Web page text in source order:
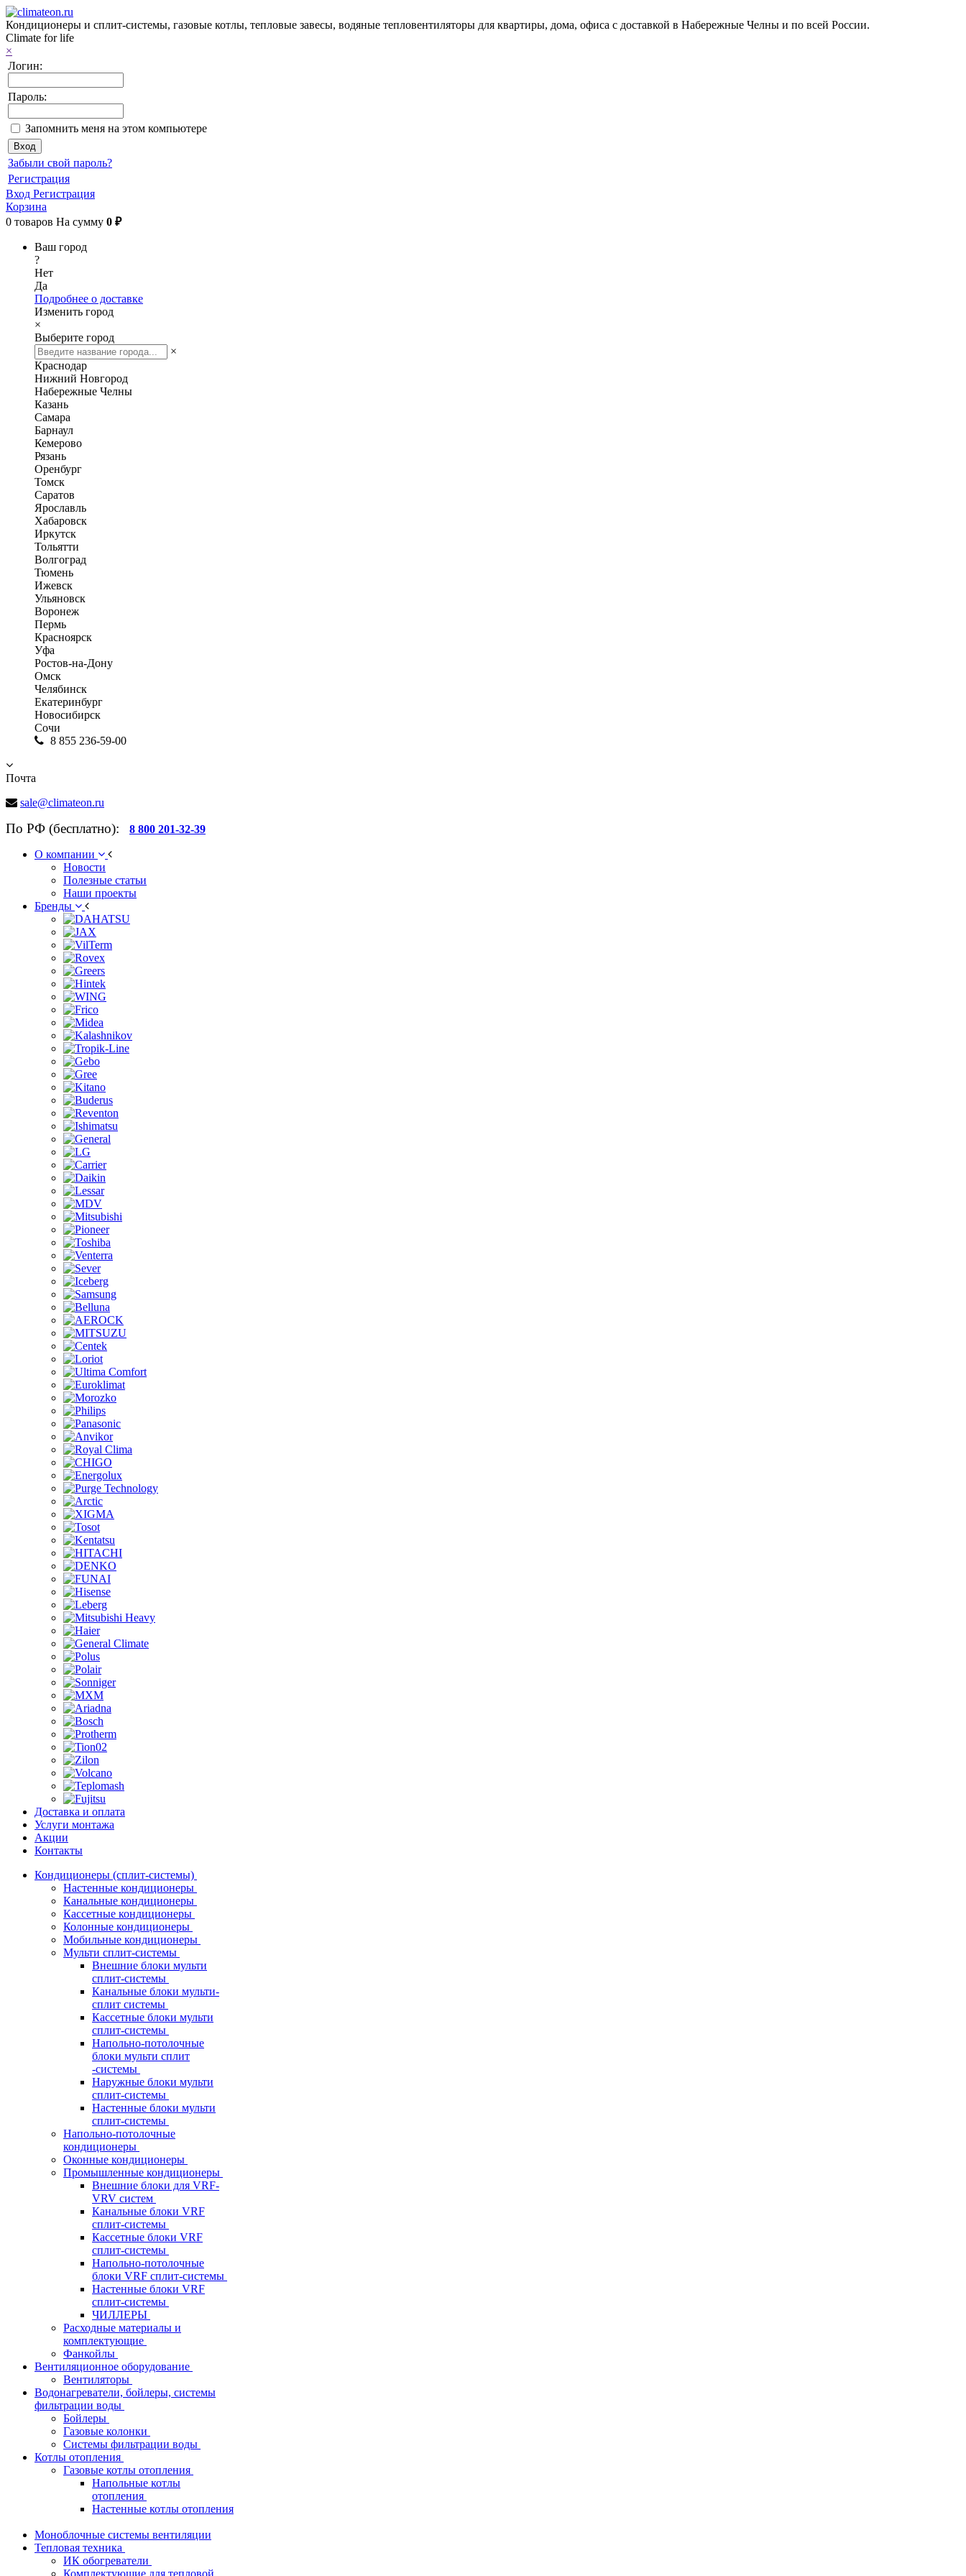
Кондиционеры и сплит-системы, газовые котлы, тепловые завесы, водяные тепловентиляторы для квартиры, дома, офиса с доставкой в Набережные Челны и по всей России.
Climate for life
×
Логин:
Пароль:
Запомнить меня на этом компьютере
Забыли свой пароль?
Регистрация
Вход Регистрация
Корзина
0 товаров На сумму 0 ₽
Ваш город
?
Нет
Да
Подробнее о доставке
Изменить город
×
Выберите город
×
Краснодар
Нижний Новгород
Набережные Челны
Казань
Самара
Барнаул
Кемерово
Рязань
Оренбург
Томск
Саратов
Ярославль
Хабаровск
Иркутск
Тольятти
Волгоград
Тюмень
Ижевск
Ульяновск
Воронеж
Пермь
Красноярск
Уфа
Ростов-на-Дону
Омск
Челябинск
Екатеринбург
Новосибирск
Сочи
8 855 236-59-00
Почта
sale@climateon.ru
По РФ (бесплатно): 8 800 201-32-39
О компании
Новости
Полезные статьи
Наши проекты
Бренды
Доставка и оплата
Услуги монтажа
Акции
Контакты
Кондиционеры (сплит-системы)
Настенные кондиционеры
Канальные кондиционеры
Кассетные кондиционеры
Колонные кондиционеры
Мобильные кондиционеры
Мульти сплит-системы
Внешние блоки мульти
сплит-системы
Канальные блоки мульти-
сплит системы
Кассетные блоки мульти
сплит-системы
Напольно-потолочные
блоки мульти сплит
-системы
Наружные блоки мульти
сплит-системы
Настенные блоки мульти
сплит-системы
Напольно-потолочные
кондиционеры
Оконные кондиционеры
Промышленные кондиционеры
Внешние блоки для VRF-
VRV систем
Канальные блоки VRF
сплит-системы
Кассетные блоки VRF
сплит-системы
Напольно-потолочные
блоки VRF сплит-системы
Настенные блоки VRF
сплит-системы
ЧИЛЛЕРЫ
Расходные материалы и
комплектующие
Фанкойлы
Вентиляционное оборудование
Вентиляторы
Водонагреватели, бойлеры, системы
фильтрации воды
Бойлеры
Газовые колонки
Системы фильтрации воды
Котлы отопления
Газовые котлы отопления
Напольные котлы
отопления
Настенные котлы отопления
Моноблочные системы вентиляции
Тепловая техника
ИК обогреватели
Комплектующие для тепловой